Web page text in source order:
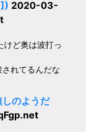
2020-03-
ど奥は波打っ
れてるんだな
のようだ